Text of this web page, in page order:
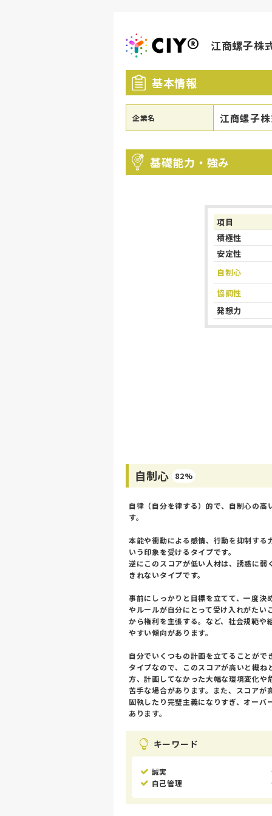
江商螺子株
基本情報
企業名 江商螺子
基礎能力・強み
項目
積極性
安定性
自制心
協調性
発想力
自制心 82%
自律（自分を律する）的で、自制心の
す。
本能や衝動による感情、行動を抑制す
いう印象を受けるタイプです。
逆にこのスコアが低い人材は、誘惑に
きれないタイプです。
事前にしっかりと目標を立てて、一度決
やルールが自分にとって受け入れがたい
から権利を主張する。など、社会規範や
やすい傾向があります。
自分でいくつもの計画を立てることが
タイプなので、このスコアが高いと概ね
方、計画してなかった大幅な環境変化
苦手な場合があります。また、スコアが
固執したり完璧主義になりすぎ、オーバ
あります。
キーワード
誠実
自己管理